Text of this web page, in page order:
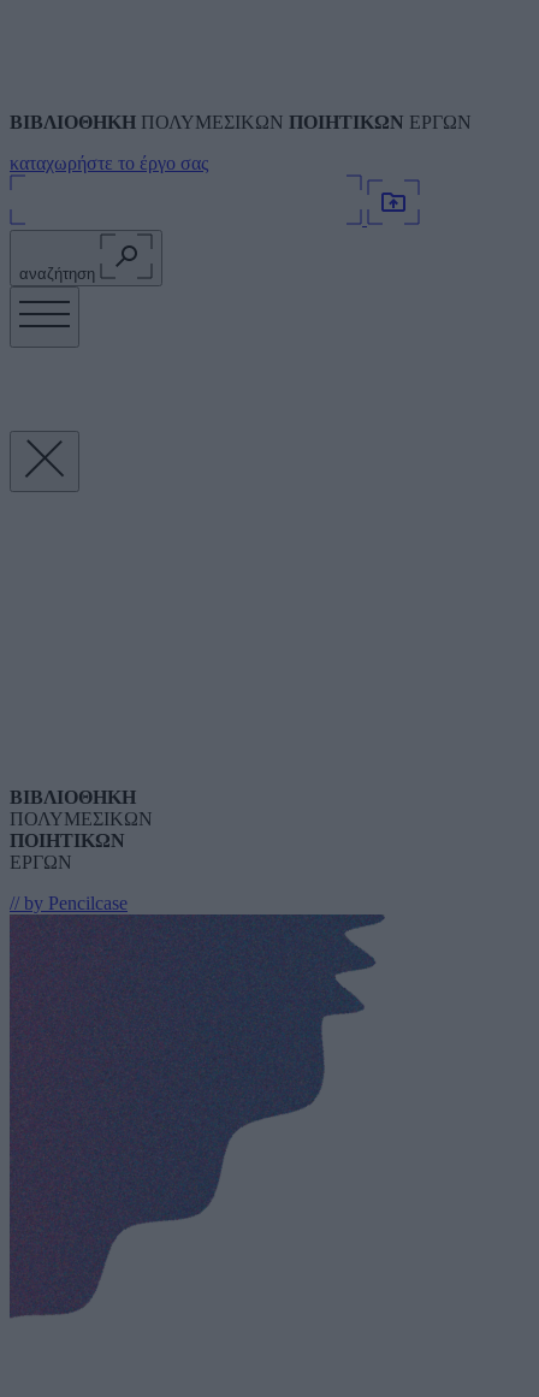
ΒΙΒΛΙΟΘΗΚΗ ΠΟΛΥΜΕΣΙΚΩΝ ΠΟΙΗΤΙΚΩΝ ΕΡΓΩΝ
καταχωρήστε το έργο σας
αναζήτηση
ΒΙΒΛΙΟΘΗΚΗ
ΠΟΛΥΜΕΣΙΚΩΝ
ΠΟΙΗΤΙΚΩΝ
ΕΡΓΩΝ
// by Pencilcase